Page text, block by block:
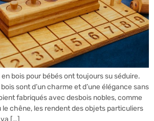
bois pour bébés ont toujours su séduire.
sont d’un charme et d’une élégance sans
fabriqués avec desbois nobles, comme
le chêne, les rendent des objets particuliers
[…]